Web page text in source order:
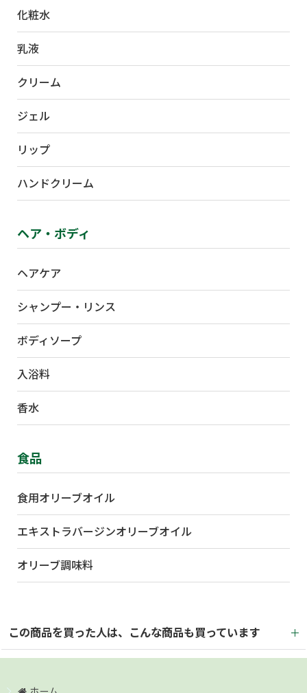
化粧水
乳液
クリーム
ジェル
リップ
ハンドクリーム
ヘア・ボディ
ヘアケア
シャンプー・リンス
ボディソープ
入浴料
香水
食品
食用オリーブオイル
エキストラバージンオリーブオイル
オリーブ調味料
この商品を買った人は、こんな商品も買っています